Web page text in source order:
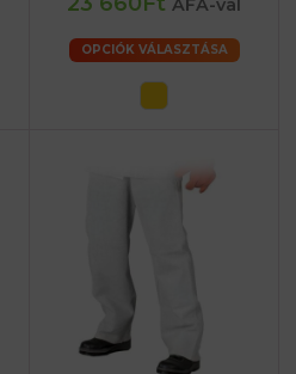
ÁFA-val
OPCIÓK VÁLASZTÁSA